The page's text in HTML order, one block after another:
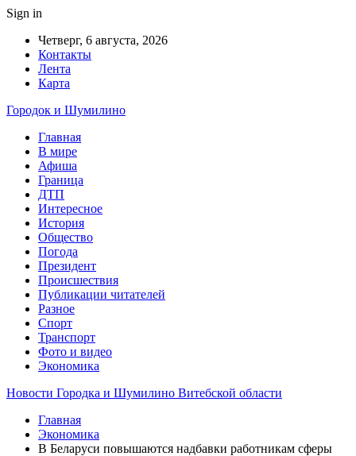
Sign in
Четверг, 6 августа, 2026
Контакты
Лента
Карта
Городок и Шумилино
Главная
В мире
Афиша
Граница
ДТП
Интересное
История
Общество
Погода
Президент
Происшествия
Публикации читателей
Разное
Спорт
Транспорт
Фото и видео
Экономика
Новости Городка и Шумилино Витебской области
Главная
Экономика
В Беларуси повышаются надбавки работникам сферы